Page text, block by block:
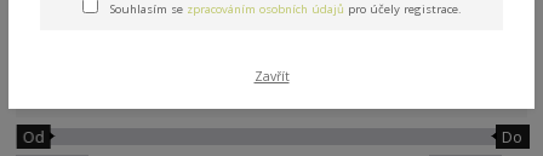
Zásuvky
Od Do
Souhlasím se zpracováním osobních údajů pro účely registrace.
Zavřít